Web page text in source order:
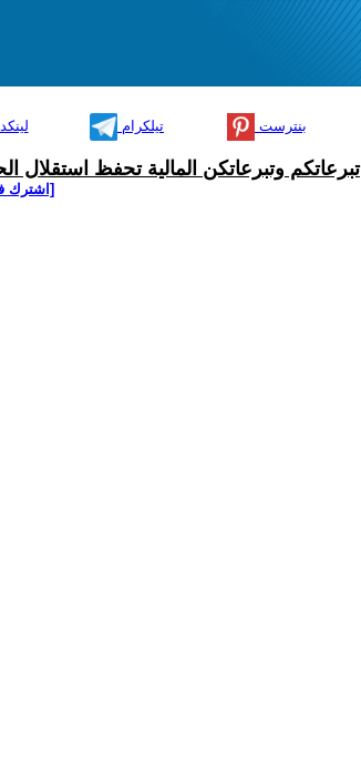
تيلكرام بنترست
تبرعاتكم وتبرعاتكن المالية تحفظ استقلال
[اشترك